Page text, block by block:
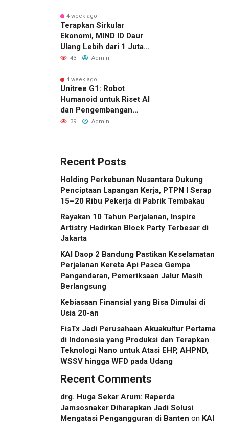
pada Pemeriksaan Tahun
2025
4 week ago
Terapkan Sirkular
Ekonomi, MIND ID Daur
Ulang Lebih dari 1 Juta
Ton Material Sisa
43 Admin
4 week ago
Unitree G1: Robot
Humanoid untuk Riset AI
dan Pengembangan
Robotika
39 Admin
Recent Posts
Holding Perkebunan Nusantara Dukung
Penciptaan Lapangan Kerja, PTPN I Serap
15–20 Ribu Pekerja di Pabrik Tembakau
Rayakan 10 Tahun Perjalanan, Inspire
Artistry Hadirkan Block Party Terbesar di
Jakarta
KAI Daop 2 Bandung Pastikan Keselamatan
Perjalanan Kereta Api Pasca Gempa
Pangandaran, Pemeriksaan Jalur Masih
Berlangsung
Kebiasaan Finansial yang Bisa Dimulai di
Usia 20-an
FisTx Jadi Perusahaan Akuakultur Pertama
di Indonesia yang Produksi dan Terapkan
Teknologi Nano untuk Atasi EHP, AHPND,
WSSV hingga WFD pada Udang
Recent Comments
drg. Huga Sekar Arum: Raperda
Jamsosnaker Diharapkan Jadi Solusi
Mengatasi Pengangguran di Banten on KAI